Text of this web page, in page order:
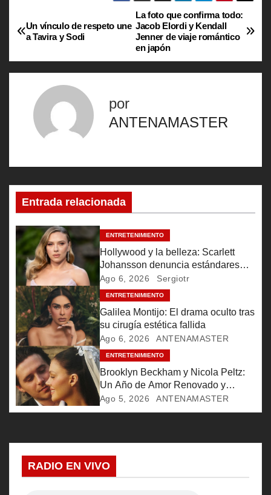
N
a
v
ó
n
d
e
e
n
t
r
d
a
La foto que confirma todo:
Jacob Elordi y Kendall
Jenner de viaje romántico
en japón
Un vínculo de respeto une
a Tavira y Sodi
por
ANTENAMASTER
Entrada relacionada
ENTRETENIMIENTO
Hollywood y la belleza: Scarlett
Johansson denuncia estándares
inalcanzables
Ago 6, 2026 Sergiotr
ENTRETENIMIENTO
Galilea Montijo: El drama oculto tras
su cirugía estética fallida
Ago 6, 2026 ANTENAMASTER
ENTRETENIMIENTO
Brooklyn Beckham y Nicola Peltz:
Un Año de Amor Renovado y
Promesas Eternas
Ago 5, 2026 ANTENAMASTER
RADIO EN VIVO